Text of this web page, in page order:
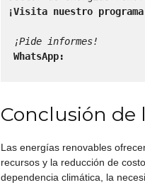
¡Visita nuestro
¡Pide informes!
WhatsApp:
Conclusión de
Las energías renovables
recursos y la reducción de
dependencia climática, la